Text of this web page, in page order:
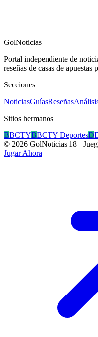
GolNoticias
Portal independiente de
reseñas de casas de apuestas
Secciones
NoticiasGuíasReseñas
Sitios hermanos
BBCTYBBCTY DeportesD
© 2026 GolNoticias|18+
Jugar Ahora